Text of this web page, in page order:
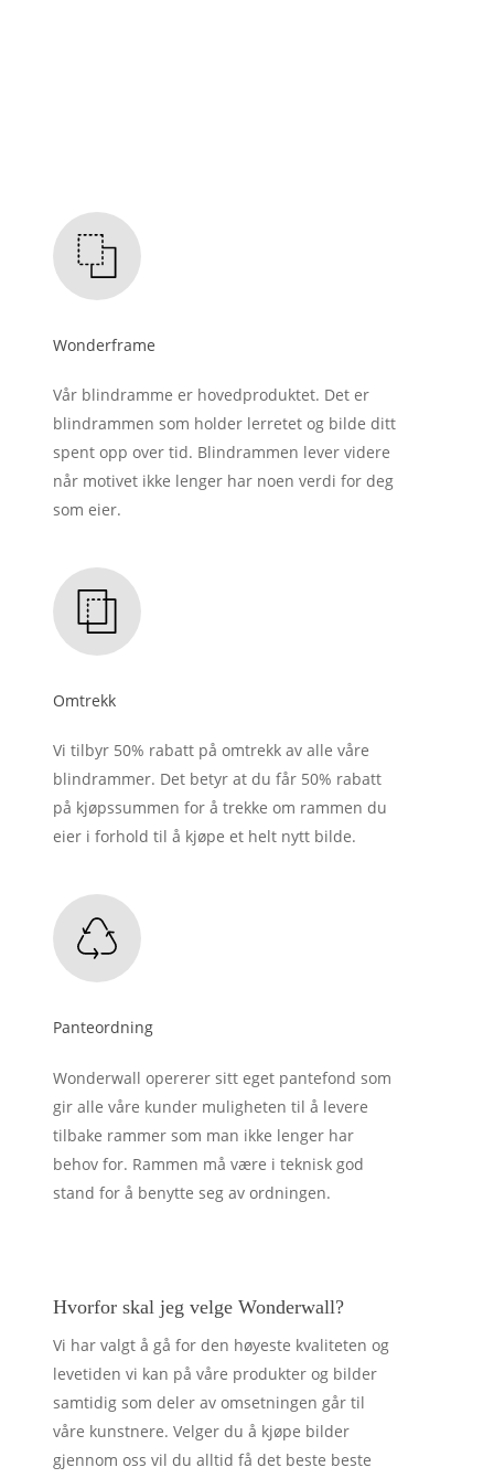
Wonderframe
Vår blindramme er hovedproduktet. Det er
blindrammen som holder lerretet og bilde ditt
spent opp over tid. Blindrammen lever videre
når motivet ikke lenger har noen verdi for deg
som eier.
Omtrekk
Vi tilbyr 50% rabatt på omtrekk av alle våre
blindrammer. Det betyr at du får 50% rabatt
på kjøpssummen for å trekke om rammen du
eier i forhold til å kjøpe et helt nytt bilde.
Panteordning
Wonderwall opererer sitt eget pantefond som
gir alle våre kunder muligheten til å levere
tilbake rammer som man ikke lenger har
behov for. Rammen må være i teknisk god
stand for å benytte seg av ordningen.
Hvorfor skal jeg velge Wonderwall?
Vi har valgt å gå for den høyeste kvaliteten og
levetiden vi kan på våre produkter og bilder
samtidig som deler av omsetningen går til
våre kunstnere. Velger du å kjøpe bilder
gjennom oss vil du alltid få det beste beste